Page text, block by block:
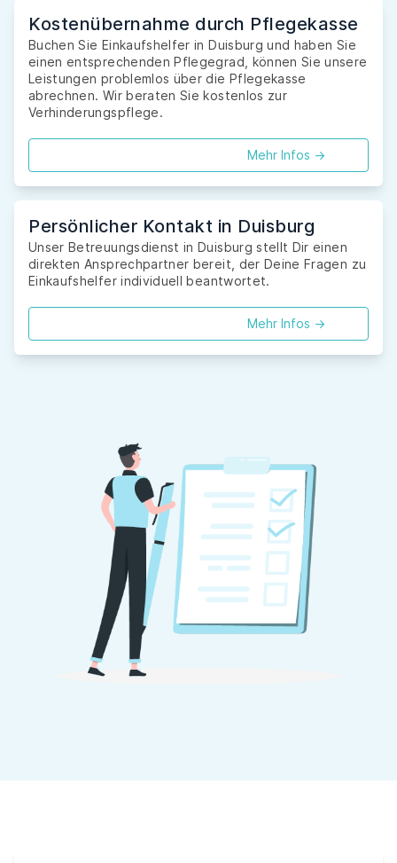
Kostenübernahme durch Pflegekasse
Buchen Sie Einkaufshelfer in Duisburg und haben Sie
einen entsprechenden Pflegegrad, können Sie unsere
Leistungen problemlos über die Pflegekasse
abrechnen. Wir beraten Sie kostenlos zur
Verhinderungspflege.
Mehr Infos ->
Persönlicher Kontakt in Duisburg
Unser Betreuungsdienst in Duisburg stellt Dir einen
direkten Ansprechpartner bereit, der Deine Fragen zu
Einkaufshelfer individuell beantwortet.
Mehr Infos ->